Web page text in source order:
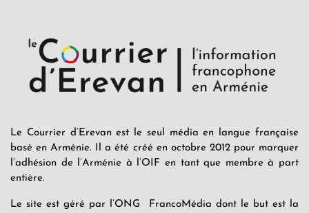
Le Courrier d’Erevan est le seul média en langue française
basé en Arménie. Il a été créé en octobre 2012 pour marquer
l’adhésion de l’Arménie à l’OIF en tant que membre à part
entière.
Le site est géré par l’ONG FrancoMédia dont le but est la